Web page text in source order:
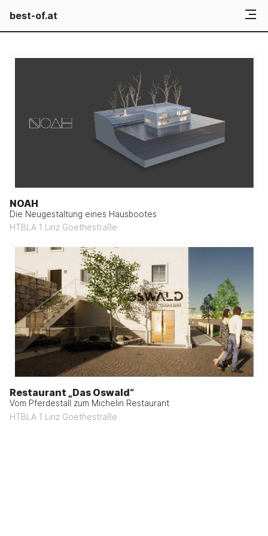
best-of.at
NOAH
Die Neugestaltung eines Hausbootes
HTBLA 1 Linz Goethestraße
Restaurant „Das Oswald“
Vom Pferdestall zum Michelin Restaurant
HTBLA 1 Linz Goethestraße